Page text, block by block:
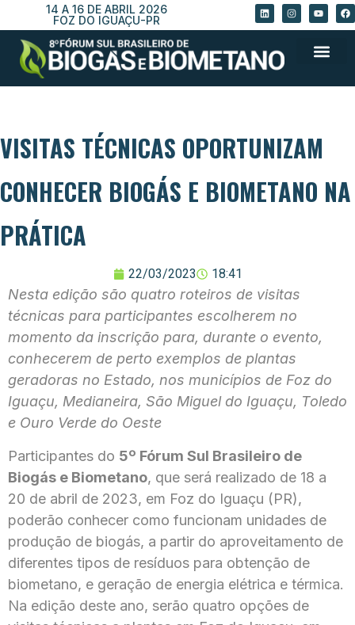
14 A 16 DE ABRIL 2026
FOZ DO IGUAÇU-PR
VISITAS TÉCNICAS OPORTUNIZAM
CONHECER BIOGÁS E BIOMETANO NA
PRÁTICA
22/03/2023 18:41
Nesta edição são quatro roteiros de visitas
técnicas para participantes escolherem no
momento da inscrição para, durante o evento,
conhecerem de perto exemplos de plantas
geradoras no Estado, nos municípios de Foz do
Iguaçu, Medianeira, São Miguel do Iguaçu, Toledo
e Ouro Verde do Oeste
Participantes do 5º Fórum Sul Brasileiro de
Biogás e Biometano, que será realizado de 18 a
20 de abril de 2023, em Foz do Iguaçu (PR),
poderão conhecer como funcionam unidades de
produção de biogás, a partir do aproveitamento de
diferentes tipos de resíduos para obtenção de
biometano, e geração de energia elétrica e térmica.
Na edição deste ano, serão quatro opções de